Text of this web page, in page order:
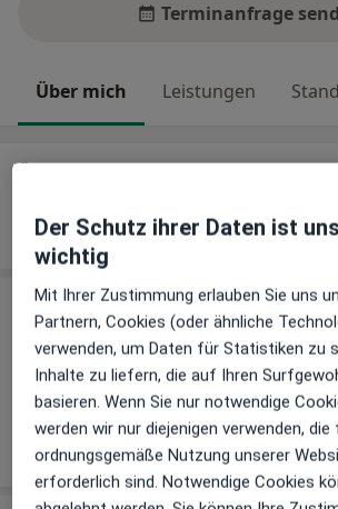
Terminanfrage
Über mich Leistungen
Psychotherapie
Leistungen
Keine Informationen über
Auf diesem Profil wurden noch
über Leistungen
Der Schutz ihrer Daten ist uns
wichtig
Mit Ihrer Zustimmung erlauben Sie uns
Partnern, Cookies (oder ähnliche
verwenden, um Daten für Statistiken zu
Inhalte zu liefern, die auf Ihren
basieren. Wenn Sie nur notwendige
werden wir nur diejenigen verwenden, die
ordnungsgemäße Nutzung unserer
erforderlich sind. Notwendige Cookies